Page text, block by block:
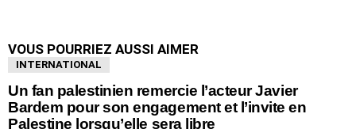
VOUS POURRIEZ AUSSI AIMER
INTERNATIONAL
Un fan palestinien remercie l’acteur Javier
Bardem pour son engagement et l’invite en
Palestine lorsqu’elle sera libre